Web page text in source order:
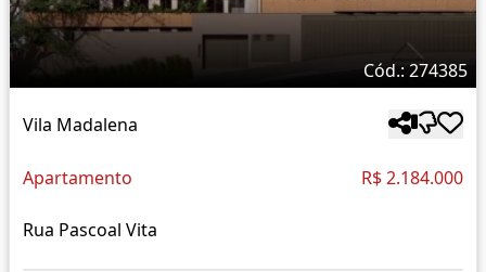
Cód.: 274385
Vila Madalena
Apartamento R$ 2.184.000
Rua Pascoal Vita